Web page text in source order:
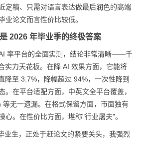
定稿、只需对语言表达做最后润色的高端
业论文而言性价比较低。
2026 年毕业季的终极答案
率平台的全面实测，结论非常清晰——千
实力天花板。在降 AI 效果方面，它能将
降至 3.7%，降幅超过 94%，一次性降到
。在平台适配方面，中英文全平台覆盖，
等无一遗漏。在格式保留方面，市面独有
心。在性价比方面，堪称"行业屠夫"。
业生，正处于赶论文的紧要关头，我强烈